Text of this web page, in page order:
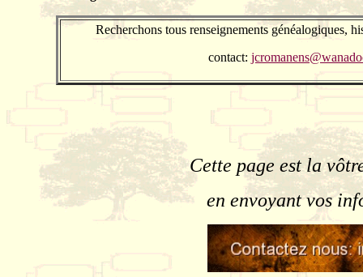
Recherchons tous renseignements généalogiques,
contact:
Cette page est la
en envoyant vos